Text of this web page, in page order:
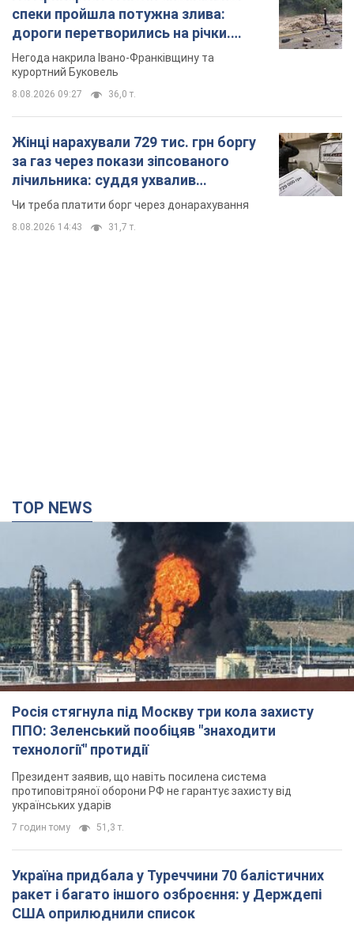
спеки пройшла потужна злива:
дороги перетворились на річки.
Відео
Негода накрила Івано-Франківщину та
курортний Буковель
8.08.2026 09:27 36,0 т.
Жінці нарахували 729 тис. грн боргу
за газ через покази зіпсованого
лічильника: суддя ухвалив
неочікуване рішення
Чи треба платити борг через донарахування
8.08.2026 14:43 31,7 т.
TOP NEWS
Росія стягнула під Москву три кола захисту
ППО: Зеленський пообіцяв "знаходити
технології" протидії
Президент заявив, що навіть посилена система
протиповітряної оборони РФ не гарантує захисту від
українських ударів
7 годин тому 51,3 т.
Україна придбала у Туреччини 70 балістичних
ракет і багато іншого озброєння: у Держдепі
США оприлюднили список